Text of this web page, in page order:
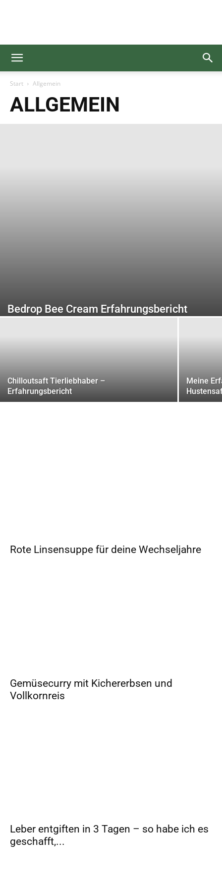
Gesundgelesen
Start Allgemein
ALLGEMEIN
Bedrop Bee Cream Erfahrungsbericht
Chilloutsaft Tierliebhaber –
Erfahrungsbericht
Meine
Rote Linsensuppe für deine Wechseljahre
Gemüsecurry mit Kichererbsen und
Vollkornreis
Leber entgiften in 3 Tagen – so habe ich es
geschafft,...